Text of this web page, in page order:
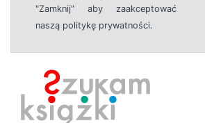
"Zamknij" aby zaakceptować
naszą politykę prywatności.